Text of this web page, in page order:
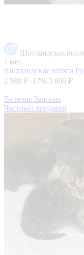
Шотландская
1 мес.
Шотландские котята
2 500 ₽ -17% 3 000 ₽
Валерия Звягина
Частный продавец